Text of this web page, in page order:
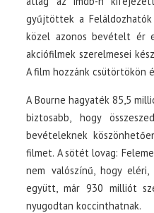
gyűjtöttek a
közel azonos bevételt ér
akciófilmek szerelmesei
A film hozzánk csütörtökön
A Bourne hagyaték 85,5
biztosabb, hogy
bevételeknek
filmet. A sötét lovag:
nem valószínű, hogy
együtt, már 930 milliót
nyugodtan koccinthatnak.